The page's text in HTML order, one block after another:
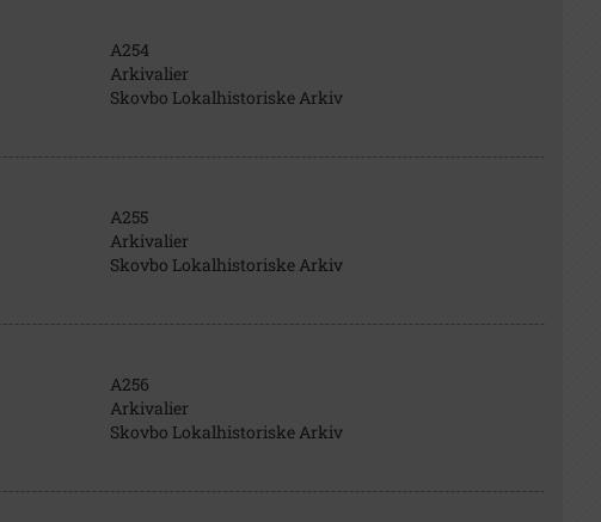
A254
Arkivalier
Skovbo Lokalhistoriske Arkiv
A255
Arkivalier
Skovbo Lokalhistoriske Arkiv
A256
Arkivalier
Skovbo Lokalhistoriske Arkiv